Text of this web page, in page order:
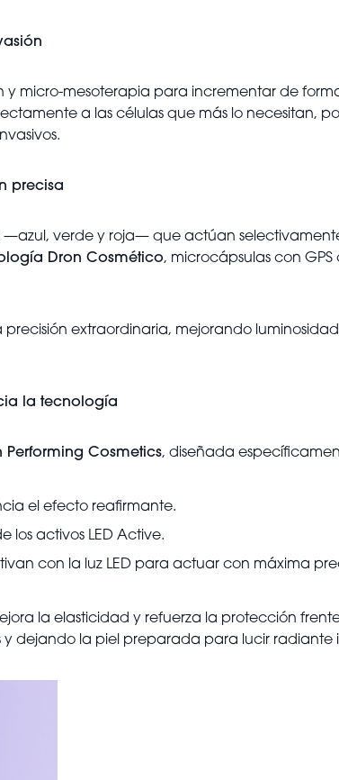
micro-mesoterapia para incrementar de
a las células que más lo necesitan,
precisa
—azul, verde y roja— que actúan
Dron Cosmético, microcápsulas con
extraordinaria, mejorando
la tecnología
Performing Cosmetics, diseñada
el efecto reafirmante.
los activos LED Active.
con la luz LED para actuar con máxima
la elasticidad y refuerza la protección frente
dejando la piel preparada para lucir radiante